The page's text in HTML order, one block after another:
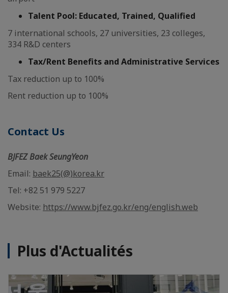
Talent Pool: Educated, Trained, Qualified
7 international schools, 27 universities, 23 colleges,
334 R&D centers
Tax/Rent Benefits and Administrative Services
Tax reduction up to 100%
Rent reduction up to 100%
Contact Us
BJFEZ Baek SeungYeon
Email: baek25(@)korea.kr
Tel: +82 51 979 5227
Website: https://www.bjfez.go.kr/eng/english.web
Plus d'Actualités